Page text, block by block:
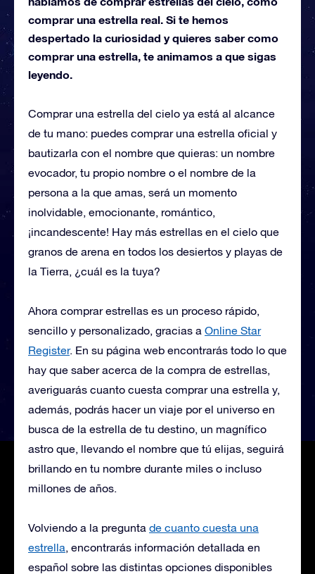
comprar una estrella real. Si te hemos
despertado la curiosidad y quieres saber como
comprar una estrella, te animamos a que sigas
leyendo.
Comprar una estrella del cielo ya está al alcance
de tu mano: puedes comprar una estrella oficial y
bautizarla con el nombre que quieras: un nombre
evocador, tu propio nombre o el nombre de la
persona a la que amas, será un momento
inolvidable, emocionante, romántico,
¡incandescente! Hay más estrellas en el cielo que
granos de arena en todos los desiertos y playas de
la Tierra, ¿cuál es la tuya?
Ahora comprar estrellas es un proceso rápido,
sencillo y personalizado, gracias a Online Star
Register. En su página web encontrarás todo lo que
hay que saber acerca de la compra de estrellas,
averiguarás cuanto cuesta comprar una estrella y,
además, podrás hacer un viaje por el universo en
busca de la estrella de tu destino, un magnífico
astro que, llevando el nombre que tú elijas, seguirá
brillando en tu nombre durante miles o incluso
millones de años.
Volviendo a la pregunta de cuanto cuesta una
estrella, encontrarás información detallada en
español sobre las distintas opciones disponibles